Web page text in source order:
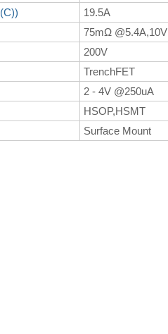
19.5A
75mΩ @5.4A,10V
200V
TrenchFET
2 - 4V @250uA
HSOP,HSMT
Surface Mount